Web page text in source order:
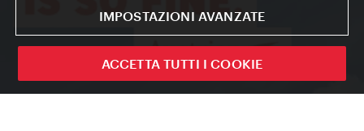
IMPOSTAZIONI AVANZATE
ACCETTA TUTTI I COOKIE